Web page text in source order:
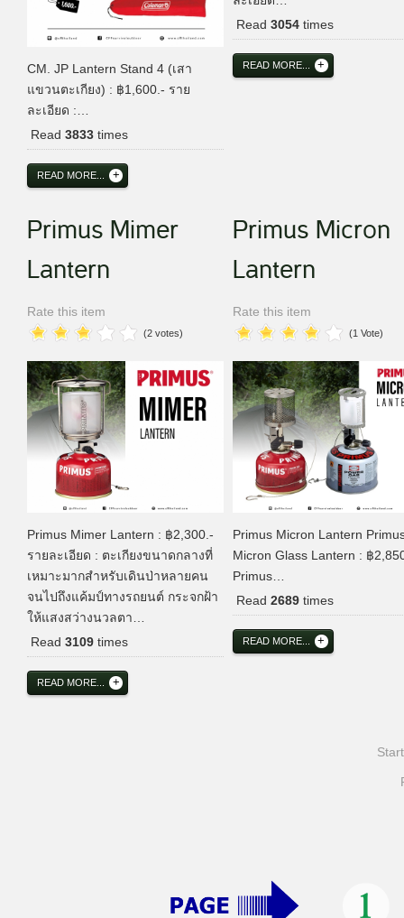
CM. JP Lantern Stand 4 (เสา
แขวนตะเกียง) : ฿1,600.- ราย
ละเอียด :…
Read 3833 times
READ MORE...
Read 3054times
READ MORE...
Primus Mimer
Lantern
Rate this item
(2 votes)
Primus Mimer Lantern : ฿2,300.-
รายละเอียด : ตะเกียงขนาดกลางที่
เหมาะมากสำหรับเดินป่าหลายคน
จนไปถึงแค้มป์ทางรถยนต์ กระจกฝ้า
ให้แสงสว่างนวลตา…
Read 3109 times
READ MORE...
Primus Micron
Lantern
Rate this item
(1 Vote)
Primus Micron Lantern
Micron Glass Lantern : ฿
Primus…
Read 2689times
READ MORE...
Start